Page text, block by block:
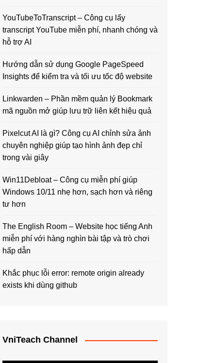
YouTubeToTranscript – Công cụ lấy
transcript YouTube miễn phí, nhanh chóng và
hỗ trợ AI
Hướng dẫn sử dụng Google PageSpeed
Insights để kiểm tra và tối ưu tốc độ website
Linkwarden – Phần mềm quản lý Bookmark
mã nguồn mở giúp lưu trữ liên kết hiệu quả
Pixelcut AI là gì? Công cụ AI chỉnh sửa ảnh
chuyên nghiệp giúp tạo hình ảnh đẹp chỉ
trong vài giây
Win11Debloat – Công cụ miễn phí giúp
Windows 10/11 nhẹ hơn, sạch hơn và riêng
tư hơn
The English Room – Website học tiếng Anh
miễn phí với hàng nghìn bài tập và trò chơi
hấp dẫn
Khắc phục lỗi error: remote origin already
exists khi dùng github
VniTeach Channel